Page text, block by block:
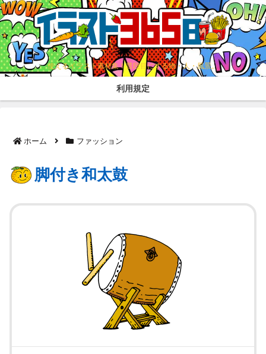
使えるイラスト素材集！普段目にする物・人・風景。
利用規定
ホーム ファッション
脚付き和太鼓